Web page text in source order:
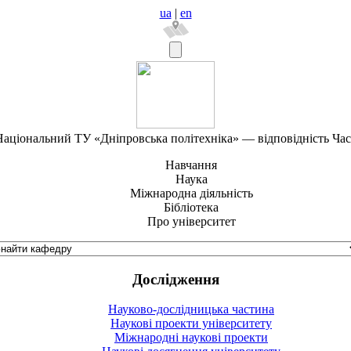
ua | en
ТУ «Дніпровська політехніка» — відповідність
Навчання
Наука
Міжнародна діяльність
Бібліотека
Про університет
Дослідження
Науково-дослідницька частина
Наукові проекти університету
Міжнародні наукові проекти